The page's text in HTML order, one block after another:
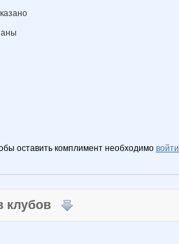
оставить комплимент необходимо войти
клубов